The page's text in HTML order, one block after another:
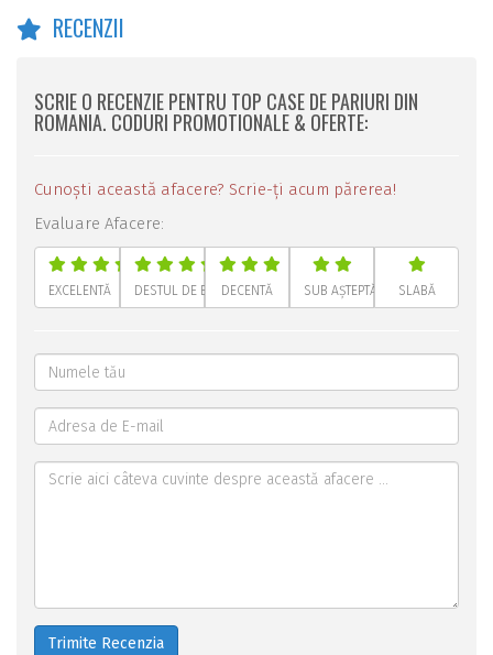
RECENZII
SCRIE O RECENZIE PENTRU TOP CASE DE PARIURI DIN
ROMANIA. CODURI PROMOTIONALE & OFERTE:
Cunoști această afacere? Scrie-ți acum părerea!
Evaluare Afacere:
EXCELENTĂ DESTUL DE BUNĂDECENTĂ SUB AȘTEPTĂRI SLABĂ
Trimite Recenzia